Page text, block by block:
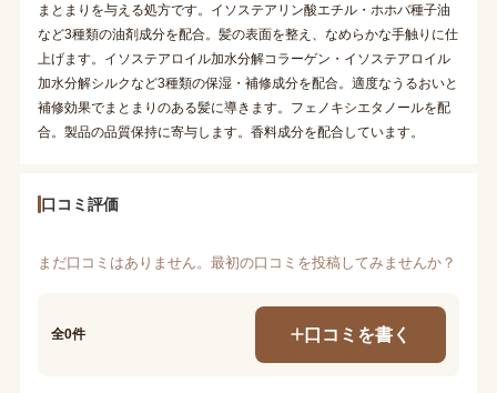
まとまりを与える処方です。イソステアリン酸エチル・ホホバ種子油
など3種類の油剤成分を配合。髪の表面を整え、なめらかな手触りに仕
上げます。イソステアロイル加水分解コラーゲン・イソステアロイル
加水分解シルクなど3種類の保湿・補修成分を配合。適度なうるおいと
補修効果でまとまりのある髪に導きます。フェノキシエタノールを配
合。製品の品質保持に寄与します。香料成分を配合しています。
口コミ評価
まだ口コミはありません。最初の口コミを投稿してみませんか？
全0件 口コミを書く